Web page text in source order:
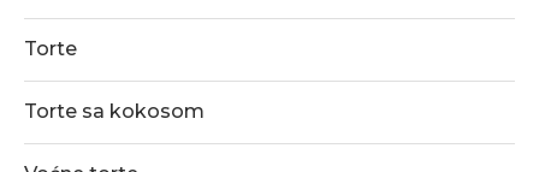
Torte
Torte sa kokosom